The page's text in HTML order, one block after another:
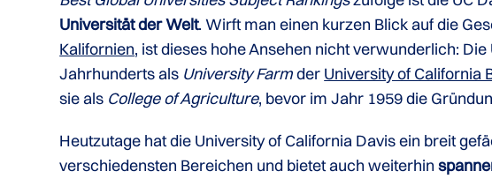
Universität der Welt. Wirft man einen kurzen Blick auf die
Kalifornien, ist dieses hohe Ansehen nicht verwunderlich:
Jahrhunderts als University Farmder University of California
sie als College of Agriculture, bevor im Jahr 1959 die
Heutzutage hat die University of California Davis ein breit
verschiedensten Bereichen und bietet auch weiterhin